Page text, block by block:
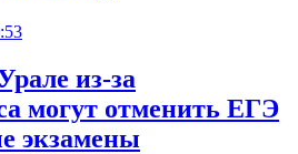
из-за
могут отменить ЕГЭ
экзамены